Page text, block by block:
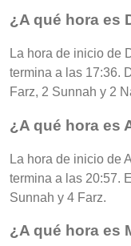
¿A qué hora es
La hora de inicio de
termina a las 17:36.
Farz, 2 Sunnah y 2
¿A qué hora es
La hora de inicio de
termina a las 20:57.
Sunnah y 4 Farz.
¿A qué hora es